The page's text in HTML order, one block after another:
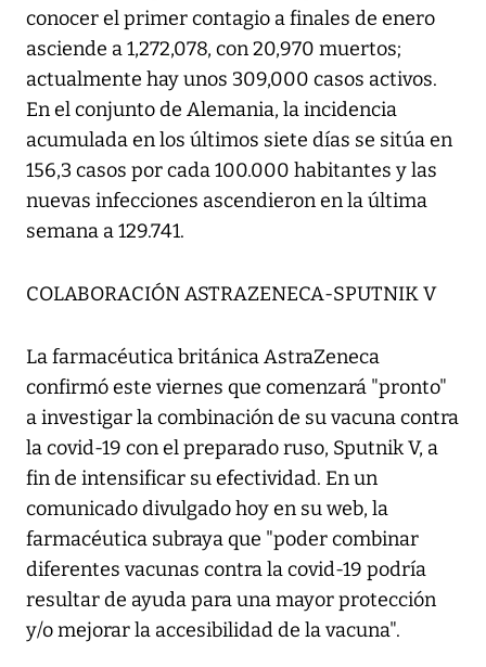
conocer el primer contagio a finales de enero
asciende a 1,272,078, con 20,970 muertos;
actualmente hay unos 309,000 casos activos.
En el conjunto de Alemania, la incidencia
acumulada en los últimos siete días se sitúa en
156,3 casos por cada 100.000 habitantes y las
nuevas infecciones ascendieron en la última
semana a 129.741.
COLABORACIÓN ASTRAZENECA-SPUTNIK V
La farmacéutica británica AstraZeneca
confirmó este viernes que comenzará "pronto"
a investigar la combinación de su vacuna contra
la covid-19 con el preparado ruso, Sputnik V, a
fin de intensificar su efectividad. En un
comunicado divulgado hoy en su web, la
farmacéutica subraya que "poder combinar
diferentes vacunas contra la covid-19 podría
resultar de ayuda para una mayor protección
y/o mejorar la accesibilidad de la vacuna".